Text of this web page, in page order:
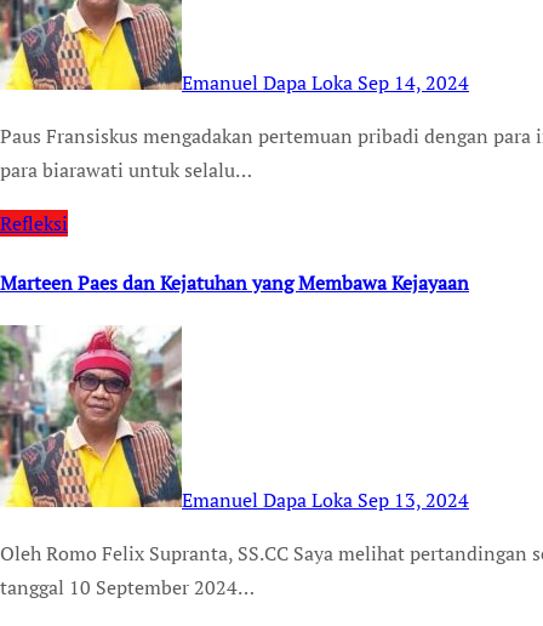
Emanuel Dapa Loka Sep 14, 2024
Paus Fransiskus mengadakan pertemuan pribadi dengan para imam dan biarawati di Singapura, dan mendesak
para biarawati untuk selalu…
Refleksi
Marteen Paes dan Kejatuhan yang Membawa Kejayaan
Emanuel Dapa Loka Sep 13, 2024
Oleh Romo Felix Supranta, SS.CC Saya melihat pertandingan sepakbola antara Indonesia dan Australia pada
tanggal 10 September 2024…